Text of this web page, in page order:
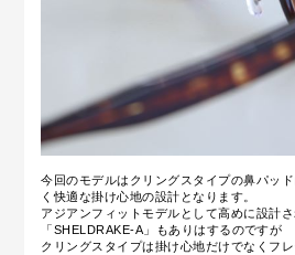
今回のモデルはクリングスタイプの鼻パッ
く快適な掛け心地の設計となります。
アジアンフィットモデルとして高めに設計
「SHELDRAKE-A」もありはするのですが
クリングスタイプは掛け心地だけでなくフ